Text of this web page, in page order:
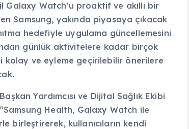
Galaxy Watch’u proaktif ve akıllı bir
Samsung, yakında piyasaya çıkacak
hedefiyle uygulama güncellemesini
günlük aktivitelere kadar birçok
kolay ve eyleme geçirilebilir önerilere
Yardımcısı ve Dijital Sağlık Ekibi
Health, Galaxy Watch ile
birleştirerek, kullanıcıların kendi